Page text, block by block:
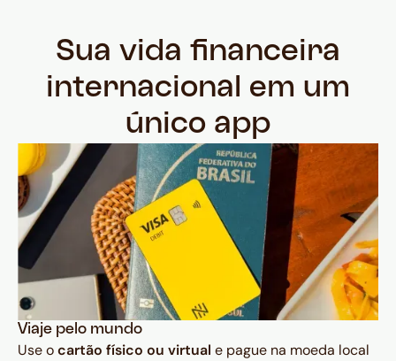
Sua vida financeira
internacional em um
único app
Viaje pelo mundo
Use ocartão físico ou virtual e pague na moeda local